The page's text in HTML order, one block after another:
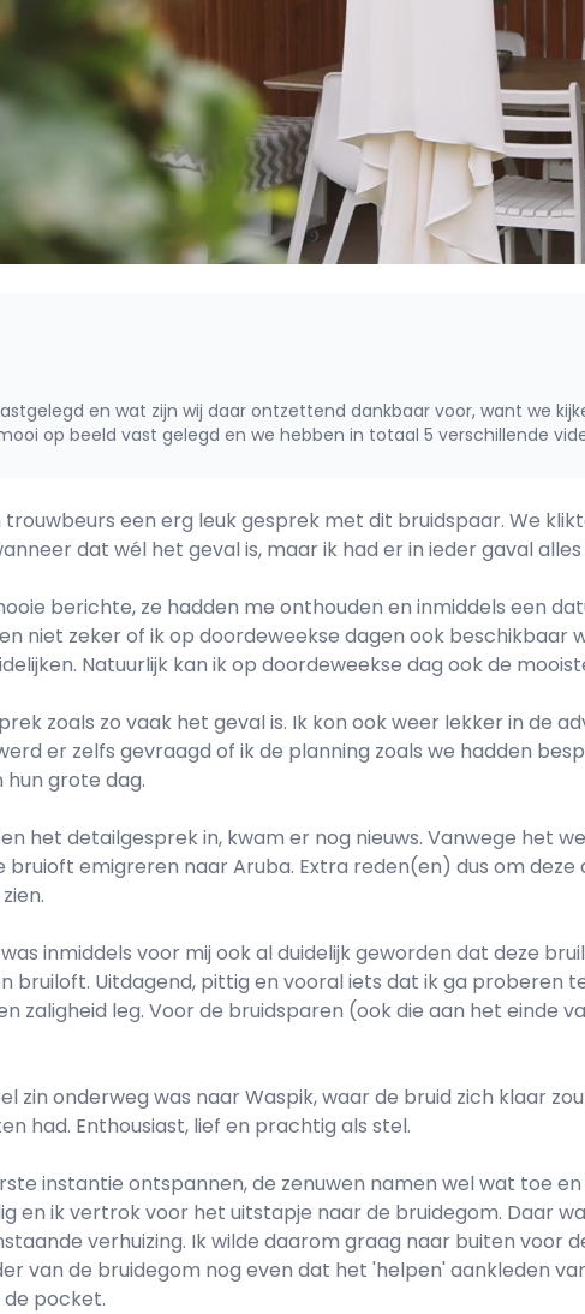
en wat zijn wij daar ontzettend dankbaar voor, want we
op beeld vast gelegd en we hebben in totaal 5 verschillende
trouwbeurs een erg leuk gesprek met dit bruidspaar. We
dat wél het geval is, maar ik had er in ieder gaval
berichte, ze hadden me onthouden en inmiddels een
niet zeker of ik op doordeweekse dagen ook
Natuurlijk kan ik op doordeweekse dag ook de
zoals zo vaak het geval is. Ik kon ook weer lekker in de
er zelfs gevraagd of ik de planning zoals we hadden
hun grote dag.
het detailgesprek in, kwam er nog nieuws. Vanwege het
emigreren naar Aruba. Extra reden(en) dus om deze
inmiddels voor mij ook al duidelijk geworden dat deze
bruiloft. Uitdagend, pittig en vooral iets dat ik ga proberen
zaligheid leg. Voor de bruidsparen (ook die aan het einde
zin onderweg was naar Waspik, waar de bruid zich klaar
had. Enthousiast, lief en prachtig als stel.
instantie ontspannen, de zenuwen namen wel wat toe
en ik vertrok voor het uitstapje naar de bruidegom. Daar
verhuizing. Ik wilde daarom graag naar buiten voor
van de bruidegom nog even dat het 'helpen' aankleden
de pocket.